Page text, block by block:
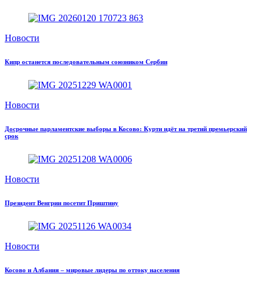
Новости
Кипр останется последовательным союзником Сербии
Новости
Досрочные парламентские выборы в Косово: Курти идёт на третий премьерский
срок
Новости
Президент Венгрии посетит Приштину
Новости
Косово и Албания – мировые лидеры по оттоку населения